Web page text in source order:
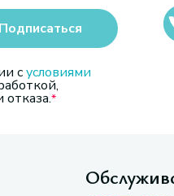
сусловиями
отказа.
Подписаться